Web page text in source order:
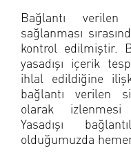
Bağlantı
sağlanması
kontrol edilmiştir.
yasadışı içerik
ihlal edildiğine
bağlantı verilen
olarak izlenmesi
Yasadışı
olduğumuzda